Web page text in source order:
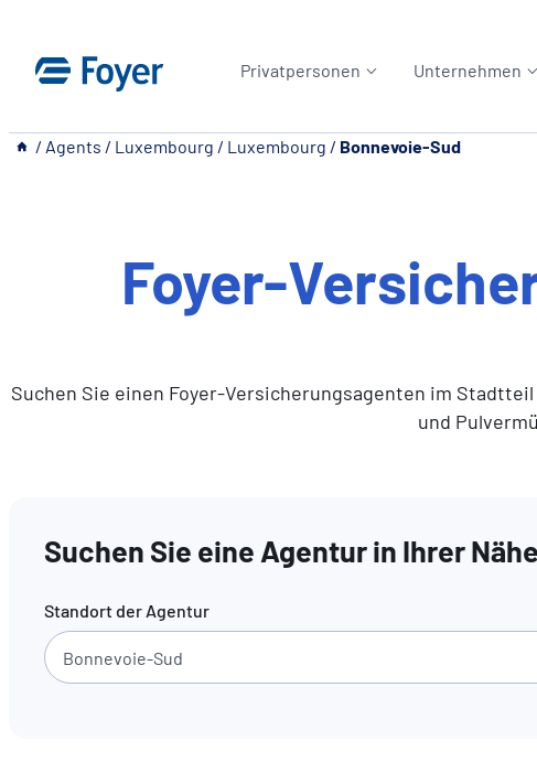
springen
Privatpersonen Unternehmen
__ / Agents / Luxembourg / Luxembourg / Bonnevoie-Sud
Foyer-
Suchen Sie einen Foyer-Versicherungsagenten im
und
Suchen Sie eine Agentur in Ihrer
Standort der Agentur